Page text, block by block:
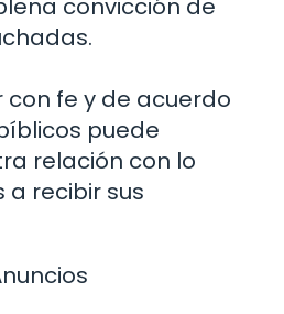
convicción de
fe y de acuerdo
puede
relación con lo
a recibir sus